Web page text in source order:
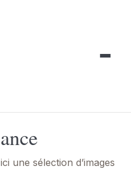
une sélection d’images